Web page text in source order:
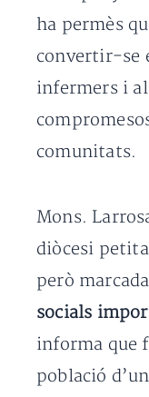
ha permès
convertir-se
infermers i
comunitats.
Mons.
diòcesi
però
socials
informa que
població